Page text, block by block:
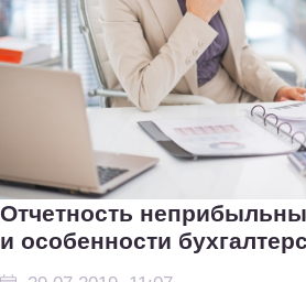
Отчетность
и особенности